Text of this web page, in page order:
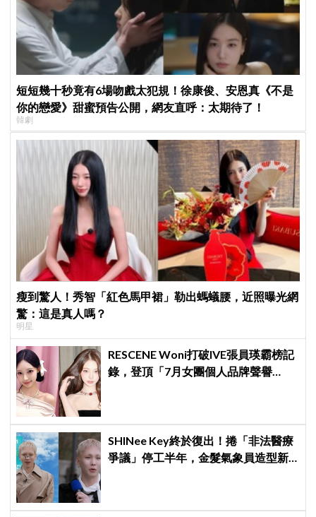
短短幾十秒竟有6場吻戲太犯規！徐康俊、安恩真《不是
你的戀愛》甜蜜預告公開，網友直呼：太期待了！
韓劇
瘦到驚人！秀智「紅色馬甲裙」勒出螞蟻腰，近照曝光網
驚：這是真人嗎？
明星
RESCENE Woni打破IVE張員瑛霸榜記
錄，登頂「7月女團個人品牌聲譽
SHINee Key終於復出！捲「非法醫療
爭議」停工半年，金髮氣象員造型新